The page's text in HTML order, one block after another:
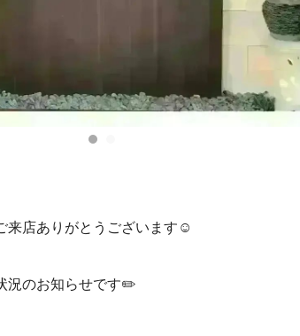
来店ありがとうございます☺️
況のお知らせです✏️